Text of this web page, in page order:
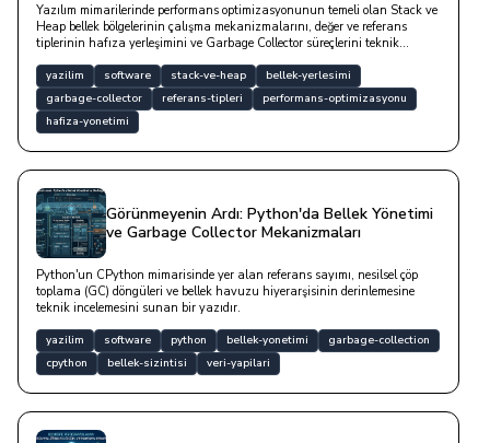
Yazılım mimarilerinde performans optimizasyonunun temeli olan Stack ve
Heap bellek bölgelerinin çalışma mekanizmalarını, değer ve referans
tiplerinin hafıza yerleşimini ve Garbage Collector süreçlerini teknik
yazilim software stack-ve-heap
bellek-yerlesimi
garbage-collector
referans-tipleri
performans-optimizasyonu
hafiza-yonetimi
Görünmeyenin Ardı: Python'da Bellek Yönetimi
ve Garbage Collector Mekanizmaları
Python'un CPython mimarisinde yer alan referans sayımı, nesilsel çöp
toplama (GC) döngüleri ve bellek havuzu hiyerarşisinin derinlemesine
teknik incelemesini sunan bir yazıdır.
yazilim software python bellek-yonetimi
garbage-collection
cpython
bellek-sizintisi veri-yapilari